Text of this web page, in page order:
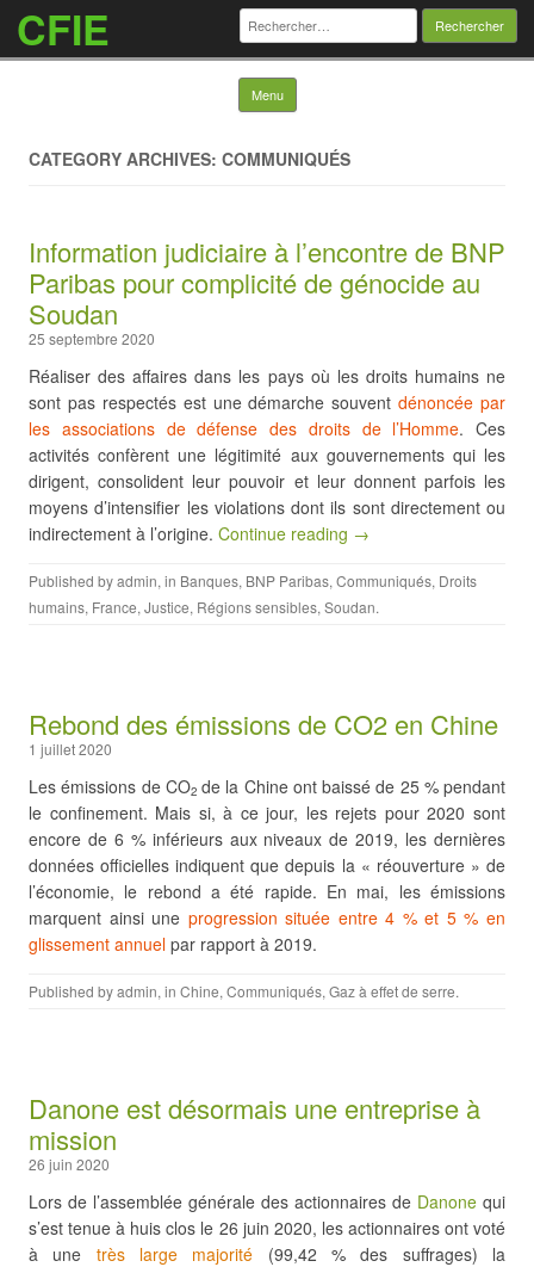
CFIE Rechercher :
Menu Skip to content
CATEGORY ARCHIVES: COMMUNIQUÉS
Information judiciaire à l’encontre de BNP
Paribas pour complicité de génocide au
Soudan
25 septembre 2020
Réaliser des affaires dans les pays où les droits humains ne
sont pas respectés est une démarche souventdénoncée par
les associations de défense des droits de l’Homme. Ces
activités confèrent une légitimité aux gouvernements qui les
dirigent, consolident leur pouvoir et leur donnent parfois les
moyens d’intensifier les violations dont ils sont directement ou
indirectement à l’origine. Continue reading →
Published byadmin, in Banques, BNP Paribas, Communiqués, Droits
humains, France, Justice, Régions sensibles, Soudan.
Rebond des émissions de CO2 en Chine
1 juillet 2020
Les émissions de CO2de la Chine ont baissé de 25 % pendant
le confinement. Mais si, à ce jour, les rejets pour 2020 sont
encore de 6 % inférieurs aux niveaux de 2019, les dernières
données officielles indiquent que depuis la « réouverture » de
l’économie, le rebond a été rapide. En mai, les émissions
marquent ainsi une progression située entre 4 % et 5 % en
glissement annuel par rapport à 2019.
Published byadmin, in Chine, Communiqués, Gaz à effet de serre.
Danone est désormais une entreprise à
mission
26 juin 2020
Lors de l’assemblée générale des actionnaires de Danone qui
s’est tenue à huis clos le 26 juin 2020, les actionnaires ont voté
à une très large majorité (99,42 % des suffrages) la